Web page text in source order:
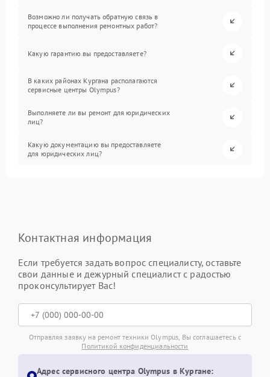
Возможно ли получать обратную связь в
процессе выполнения ремонтных работ?
Какую гарантию вы предоставляете?
В каких районах Кургана располагаются
сервисные центры Olympus?
Выполняете ли вы ремонт для юридических
лиц?
Какую документацию вы предоставляете
для юридических лиц?
Контактная информация
Если требуется задать вопрос специалисту, оставьте
свои данные и дежурный специалист с радостью
проконсультирует Вас!
Отправляя заявку на ремонт техники Olympus, Вы соглашаетесь с
Политикой конфиденциальности
Адрес сервисного центра Olympus в Кургане: